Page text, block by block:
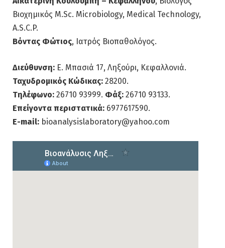
Βόντας Φώτιος, Ιατρός Βιοπαθολόγος.
Διεύθυνση:
Ταχυδρομικός Κώδικας: 28200.
Επείγοντα περιστατικά: 6977617590.
E-mail:bioanalysislaboratory@yahoo.com